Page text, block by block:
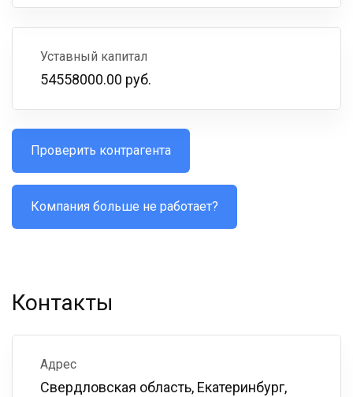
Уставный капитал
54558000.00 руб.
Проверить контрагента
Компания больше не работает?
Контакты
Адрес
Свердловская область, Екатеринбург,